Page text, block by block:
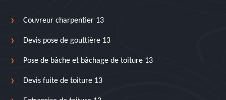
Couvreur charpentier 13
Devis pose de gouttière 13
Pose de bâche et bâchage de toiture 13
Devis fuite de toiture 13